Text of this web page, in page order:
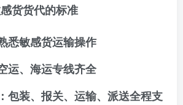
货货代的标准
悉敏感货运输操作
运、海运专线齐全
包装、报关、运输、派送全程支